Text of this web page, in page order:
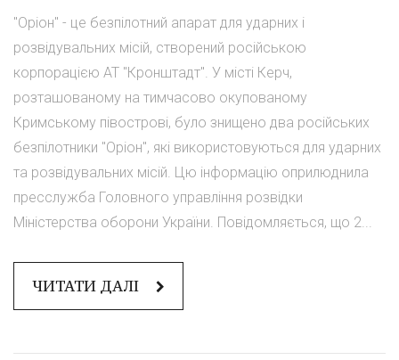
"Оріон" - це безпілотний апарат для ударних і
розвідувальних місій, створений російською
корпорацією АТ "Кронштадт". У місті Керч,
розташованому на тимчасово окупованому
Кримському півострові, було знищено два російських
безпілотники "Оріон", які використовуються для ударних
та розвідувальних місій. Цю інформацію оприлюднила
пресслужба Головного управління розвідки
Міністерства оборони України. Повідомляється, що 2...
ЧИТАТИ ДАЛІ